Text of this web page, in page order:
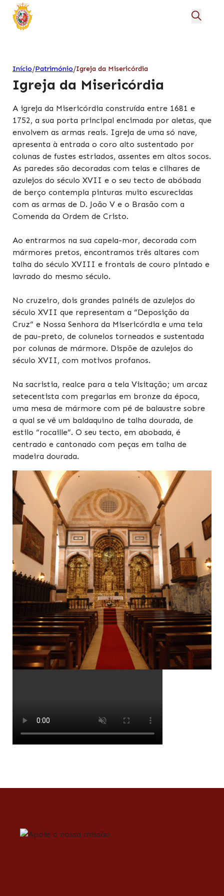
Início/Património/Igreja da Misericórdia
Igreja da Misericórdia
A igreja da Misericórdia construída entre 1681 e
1752, a sua porta principal encimada por aletas, que
envolvem as armas reais. Igreja de uma só nave,
apresenta à entrada o coro alto sustentado por
colunas de fustes estriados, assentes em altos socos.
As paredes são decoradas com telas e cilhares de
azulejos do século XVII e o seu tecto de abóbada
de berço contempla pinturas muito escurecidas
com as armas de D. João V e o Brasão com a
Comenda da Ordem de Cristo.
Ao entrarmos na sua capela-mor, decorada com
mármores pretos, encontramos três altares com
talha do século XVIII e frontais de couro pintado e
lavrado do mesmo século.
No cruzeiro, dois grandes painéis de azulejos do
século XVII que representam a “Deposição da
Cruz” e Nossa Senhora da Misericórdia e uma teia
de pau-preto, de colunelos torneados e sustentada
por colunas de mármore. Dispõe de azulejos do
século XVII, com motivos profanos.
Na sacristia, realce para a tela Visitação; um arcaz
setecentista com pregarias em bronze da época,
uma mesa de mármore com pé de balaustre sobre
a qual se vê um baldaquino de talha dourada, de
estilo “rocaille”. O seu tecto, em abobada, é
centrado e cantonado com peças em talha de
madeira dourada.